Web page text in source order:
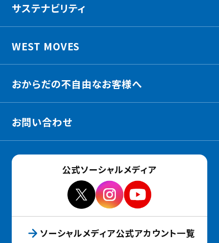
サステナビリティ
WEST MOVES
おからだの不自由なお客様へ
お問い合わせ
公式ソーシャルメディア
ソーシャルメディア公式アカウント一覧